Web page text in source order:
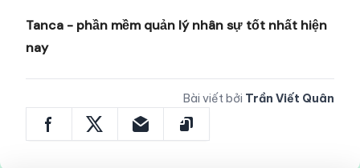
Tanca - phần mềm quản lý nhân sự tốt nhất hiện
nay
Bài viết bởi Trần Viết Quân